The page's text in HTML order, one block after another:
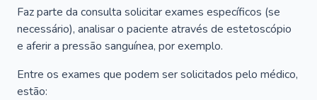
Faz parte da consulta solicitar exames específicos (se
necessário), analisar o paciente através de estetoscópio
e aferir a pressão sanguínea, por exemplo.
Entre os exames que podem ser solicitados pelo médico,
estão: